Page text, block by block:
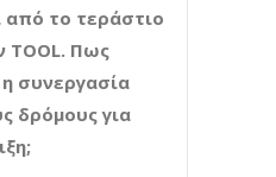
από το τεράστιο
TOOL. Πως
συνεργασία
δρόμους για